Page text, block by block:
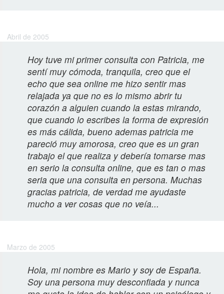
Abril de 2005
Hoy tuve mi primer consulta con Patricia, me
sentí muy cómoda, tranquila, creo que el
echo que sea online me hizo sentir mas
relajada ya que no es lo mismo abrir tu
corazón a alguien cuando la estas mirando,
que cuando lo escribes la forma de expresión
es más cálida, bueno ademas patricia me
pareció muy amorosa, creo que es un gran
trabajo el que realiza y debería tomarse mas
en serio la consulta online, que es tan o mas
seria que una consulta en persona. Muchas
gracias patricia, de verdad me ayudaste
mucho a ver cosas que no veía...
Marzo de 2005
Hola, mi nombre es Mario y soy de España.
Soy una persona muy desconfiada y nunca